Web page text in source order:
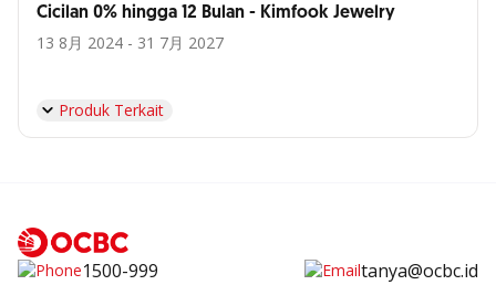
Cicilan 0% hingga 12 Bulan - Kimfook Jewelry
13 8月 2024 - 31 7月 2027
Produk Terkait
1500-999 tanya@ocbc.id